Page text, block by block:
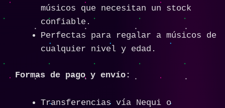
músicos que necesitan un stock
confiable.
Perfectas para regalar a músicos de
cualquier nivel y edad.
Formas de pago y envío:
Transferencias vía Nequi o